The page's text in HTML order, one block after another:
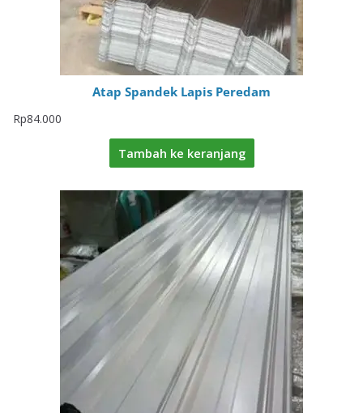
Atap Spandek Lapis Peredam
Rp84.000
Tambah ke keranjang